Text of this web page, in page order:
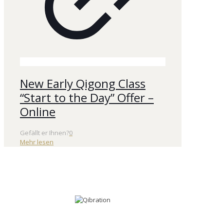
New Early Qigong Class
“Start to the Day” Offer –
Online
Gefällt er Ihnen?0
Mehr lesen